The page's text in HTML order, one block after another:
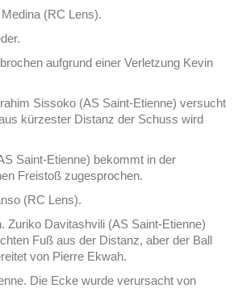
(RC Lens).
aufgrund einer Verletzung Kevin
Sissoko (AS Saint-Etienne) versucht
kürzester Distanz der Schuss wird
Saint-Etienne) bekommt in der
Freistoß zugesprochen.
(RC Lens).
Zuriko Davitashvili (AS Saint-Etienne)
Fuß aus der Distanz, aber der Ball
von Pierre Ekwah.
Die Ecke wurde verursacht von